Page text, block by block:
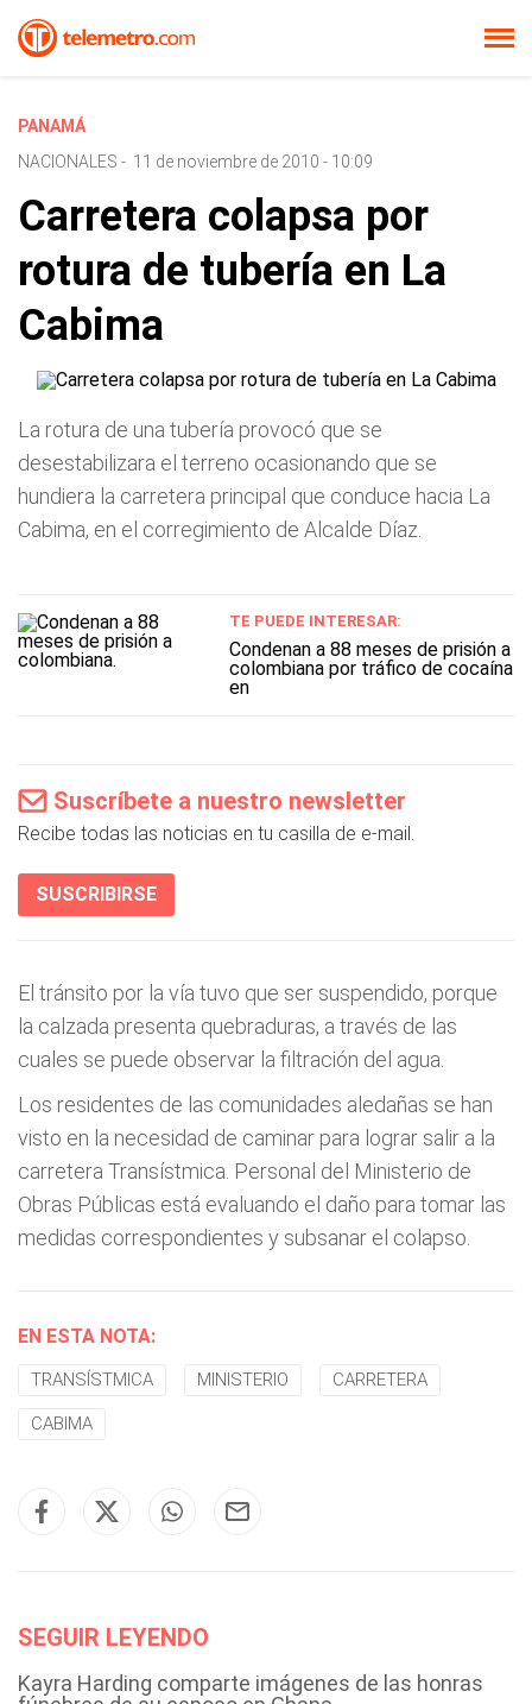
PANAMÁ
NACIONALES - 11 de noviembre de 2010 - 10:09
Carretera colapsa por
rotura de tubería en La
Cabima
La rotura de una tubería provocó que se
desestabilizara el terreno ocasionando que se
hundiera la carretera principal que conduce hacia La
Cabima, en el corregimiento de Alcalde Díaz.
TE PUEDE INTERESAR:
Condenan a 88 meses de prisión a
colombiana por tráfico de cocaína
en
Suscríbete a nuestro newsletter
Recibe todas las noticias en tu casilla de e-mail.
SUSCRIBIRSE
El tránsito por la vía tuvo que ser suspendido, porque
la calzada presenta quebraduras, a través de las
cuales se puede observar la filtración del agua.
Los residentes de las comunidades aledañas se han
visto en la necesidad de caminar para lograr salir a la
carretera Transístmica. Personal del Ministerio de
Obras Públicas está evaluando el daño para tomar las
medidas correspondientes y subsanar el colapso.
EN ESTA NOTA:
TRANSÍSTMICA MINISTERIO CARRETERA
CABIMA
SEGUIR LEYENDO
Kayra Harding comparte imágenes de las honras